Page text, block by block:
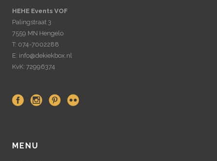
HEHE Events VOF
Palingstraat 3
7559 MN Hengelo
T: 074-7002288
E: info@dekiekbox.nl
KvK: 72996374
MENU